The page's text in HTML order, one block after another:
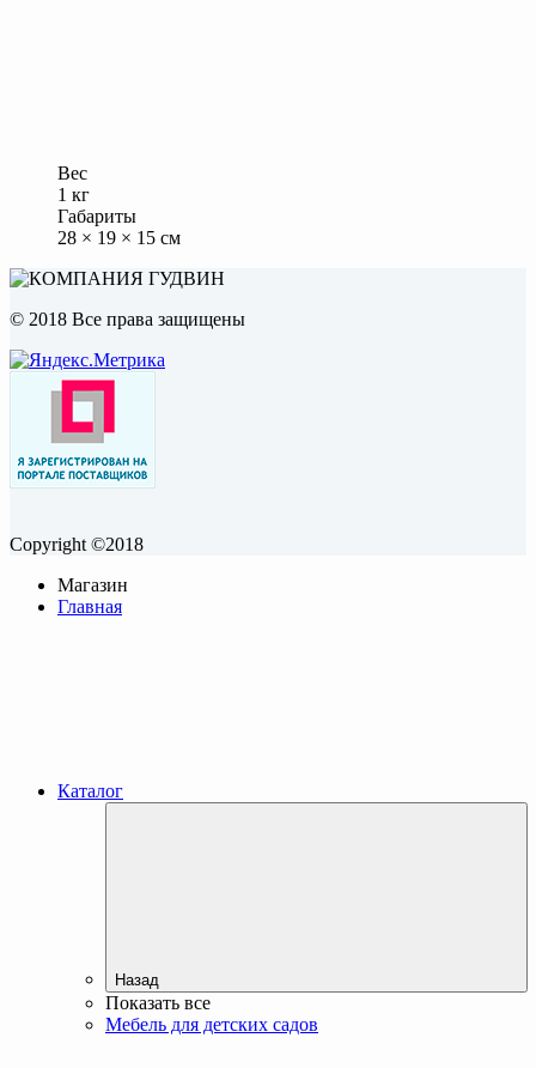
Вес
1 кг
Габариты
28 × 19 × 15 см
© 2018 Все права защищены
Copyright ©2018
Магазин
Главная
Каталог
Назад
Показать все
Мебель для детских садов